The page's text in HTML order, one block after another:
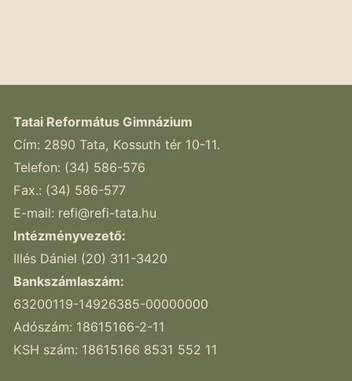
Tatai Református Gimnázium
Cím: 2890 Tata, Kossuth tér 10-11.
Telefon: (34) 586-576
Fax.: (34) 586-577
E-mail: refi@refi-tata.hu
Intézményvezető:
Illés Dániel (20) 311-3420
Bankszámlaszám:
63200119-14926385-00000000
Adószám: 18615166-2-11
KSH szám: 18615166 8531 552 11